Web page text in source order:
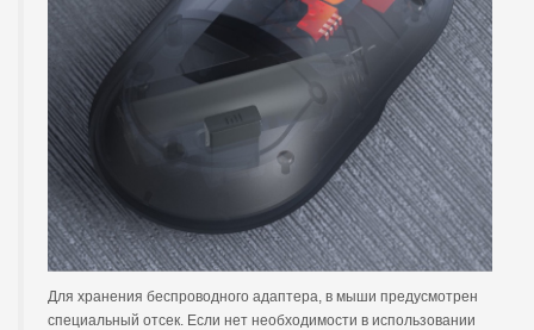
Для хранения беспроводного адаптера, в мыши предусмотрен
специальный отсек. Если нет необходимости в использовании